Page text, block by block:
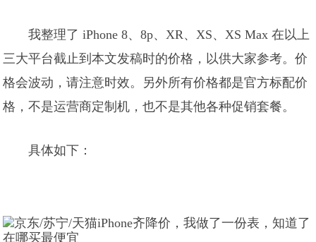
我整理了 iPhone 8、8p、XR、XS、XS Max 在以上
三大平台截止到本文发稿时的价格，以供大家参考。价
格会波动，请注意时效。另外所有价格都是官方标配价
格，不是运营商定制机，也不是其他各种促销套餐。
具体如下：